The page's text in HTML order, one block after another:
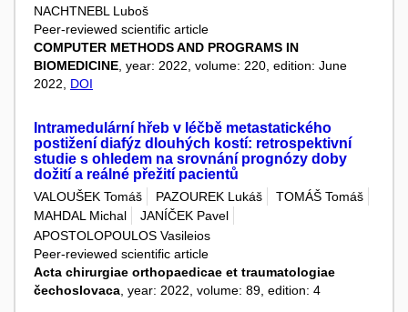
NACHTNEBL Luboš
Peer-reviewed scientific article
COMPUTER METHODS AND PROGRAMS IN
BIOMEDICINE , year: 2022, volume: 220, edition: June
2022, DOI
Intramedulární hřeb v léčbě metastatického
postižení diafýz dlouhých kostí: retrospektivní
studie s ohledem na srovnání prognózy doby
dožití a reálné přežití pacientů
VALOUŠEK Tomáš PAZOUREK Lukáš
TOMÁŠ Tomáš
MAHDAL Michal
JANÍČEK Pavel
APOSTOLOPOULOS Vasileios
Peer-reviewed scientific article
Acta chirurgiae orthopaedicae et traumatologiae
čechoslovaca , year: 2022, volume: 89, edition: 4